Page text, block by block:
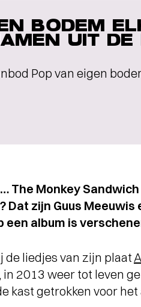
BODEM
UIT DE
Pop van eigen
The Monkey Sandwich
Dat zijn Guus Meeuwis
album is
de liedjes van zijn plaat
2013 weer tot leven
kast getrokken voor